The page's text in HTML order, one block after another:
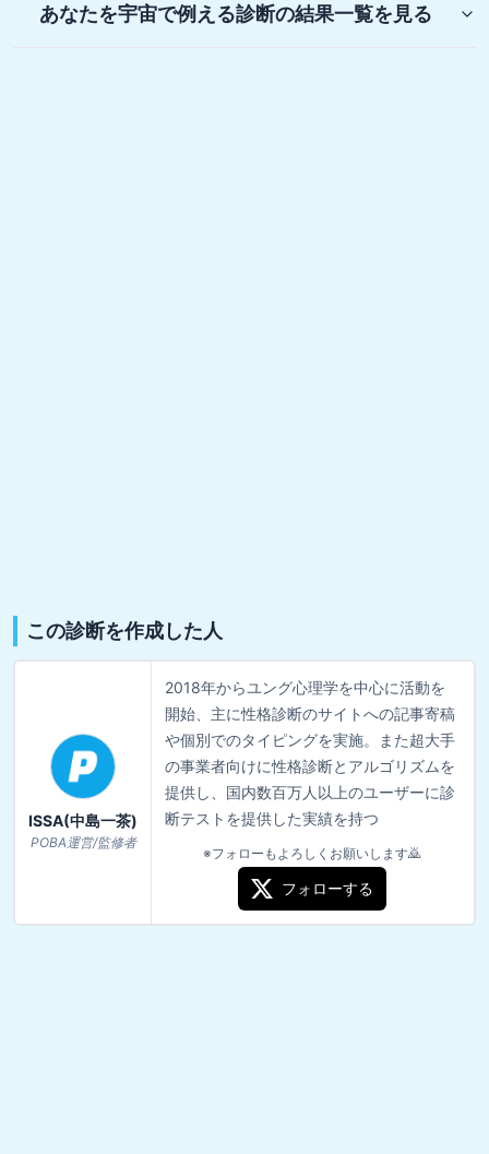
あなたを宇宙で例える診断の結果一覧を見る
この診断を作成した人
ISSA(中島一茶)
POBA運営/監修者
2018年からユング心理学を中心に活動を
開始、主に性格診断のサイトへの記事寄稿
や個別でのタイピングを実施。また超大手
の事業者向けに性格診断とアルゴリズムを
提供し、国内数百万人以上のユーザーに診
断テストを提供した実績を持つ
※フォローもよろしくお願いします🙇
フォローする